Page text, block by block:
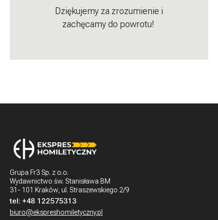
Dziękujemy za zrozumienie i
zachęcamy do powrotu!
Grupa Fr3 Sp. z o.o.
Wydawnictwo św. Stanisława BM
31- 101 Kraków, ul. Straszewskiego 2/9
tel: +48 122575313
biuro@ekspreshomiletyczny.pl